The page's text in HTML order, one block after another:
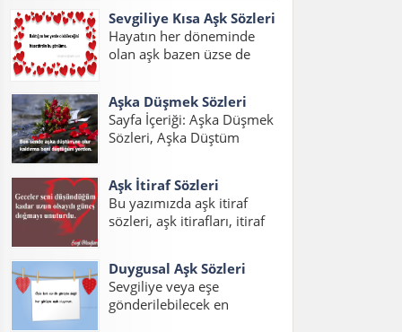
sözleri ve aşk...
Sevgiliye Kısa Aşk Sözleri
Hayatın her döneminde
olan aşk bazen üzse de
sözleri duygusal, sevgilim
için aşk sözleri ve sevgiliye
kısa aşk sözleri resimli
okuyabilirsiniz....
Aşka Düşmek Sözleri
Sayfa İçeriği: Aşka Düşmek
Sözleri, Aşka Düştüm
Aşık Oldum Sözleri, Aşka
Düşmek Sözleri Sevgiliye,
Sevdaya Tutuldum Sözleri,
Aşka Düşmek Sözleri
Sözleri Facebook Aşka...
Aşk İtiraf Sözleri
Bu yazımızda aşk itiraf
sözleri, aşk itirafları, itiraf
aşk itiraf sözleri yazılarını
bulabilirsiniz. Aşkını itiraf
etme sözleri yerine ve
Duygusal Aşk Sözleri
Sevgiliye veya eşe
gönderilebilecek en